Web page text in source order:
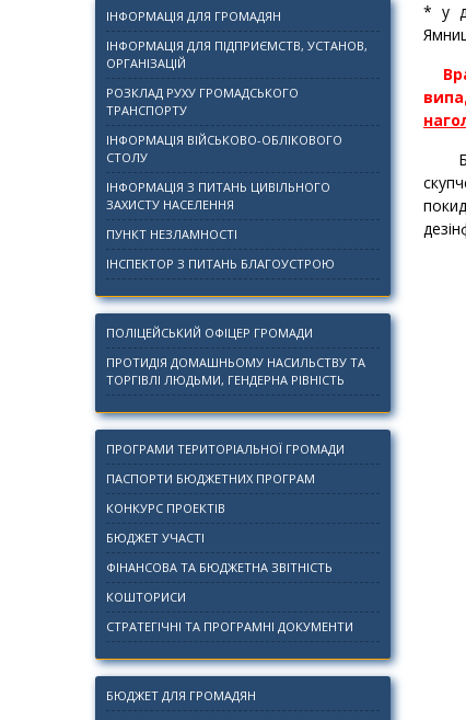
* у
ІНФОРМАЦІЯ ДЛЯ ГРОМАДЯН
ІНФОРМАЦІЯ ДЛЯ ПІДПРИЄМСТВ, УСТАНОВ,
ОРГАНІЗАЦІЙ
РОЗКЛАД РУХУ ГРОМАДСЬКОГО
ТРАНСПОРТУ
ІНФОРМАЦІЯ ВІЙСЬКОВО-ОБЛІКОВОГО
СТОЛУ
ІНФОРМАЦІЯ З ПИТАНЬ ЦИВІЛЬНОГО
ЗАХИСТУ НАСЕЛЕННЯ
ПУНКТ НЕЗЛАМНОСТІ
ІНСПЕКТОР З ПИТАНЬ БЛАГОУСТРОЮ
ПОЛІЦЕЙСЬКИЙ ОФІЦЕР ГРОМАДИ
ПРОТИДІЯ ДОМАШНЬОМУ НАСИЛЬСТВУ ТА
ТОРГІВЛІ ЛЮДЬМИ, ГЕНДЕРНА РІВНІСТЬ
ПРОГРАМИ ТЕРИТОРІАЛЬНОЇ ГРОМАДИ
ПАСПОРТИ БЮДЖЕТНИХ ПРОГРАМ
КОНКУРС ПРОЕКТІВ
БЮДЖЕТ УЧАСТІ
ФІНАНСОВА ТА БЮДЖЕТНА ЗВІТНІСТЬ
КОШТОРИСИ
СТРАТЕГІЧНІ ТА ПРОГРАМНІ ДОКУМЕНТИ
БЮДЖЕТ ДЛЯ ГРОМАДЯН